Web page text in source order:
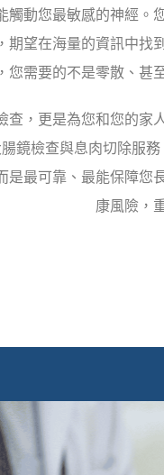
觸動您最敏感的神經
望在海量的資訊中
您需要的不是零散、甚
查，更是為您和您的
鏡檢查與息肉切除服
是最可靠、最能保障
康風險，